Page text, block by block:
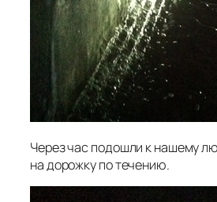
Через час подошли к нашему
на дорожку по течению.